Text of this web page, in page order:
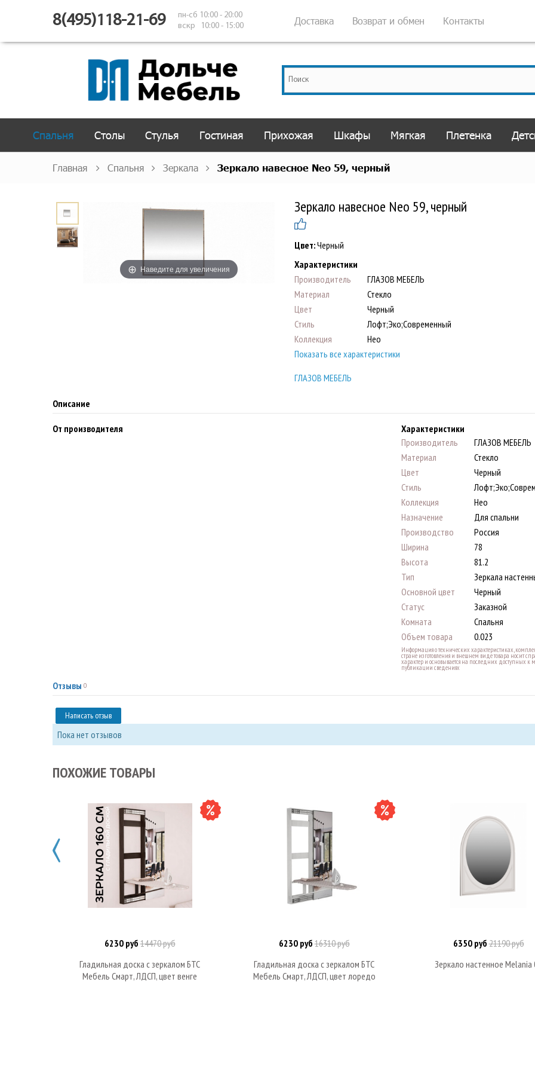
8(495)118-21-69
пн-сб 10:00 - 20:00
вскр 10:00 - 15:00
Доставка Возврат и обмен Контакты
Спальня Столы Стулья Гостиная Прихожая Шкафы Мягкая Плетенка
Главная Спальня Зеркала Зеркало навесное Neo 59, черный
Наведите для увеличения
Зеркало навесное Neo 59, черный
Цвет:Черный
Характеристики
Производитель
ГЛАЗОВ МЕБЕЛЬ
Материал
Стекло
Цвет
Черный
Стиль
Лофт;Эко;Современный
Коллекция
Нео
Показать все характеристики
ГЛАЗОВ МЕБЕЛЬ
Описание
От производителя
Характеристики
Производитель
ГЛАЗОВ МЕБЕЛЬ
Материал
Стекло
Цвет
Черный
Стиль
Коллекция
Нео
Назначение
Для спальни
Производство
Россия
Ширина
78
Высота
81.2
Тип
Зеркала
Основной цвет
Черный
Статус
Заказной
Комната
Спальня
Объем товара
0.023
Информация о технических характеристиках,
стране изготовления и внешнем виде товара носит
характер и основывается на последних доступных к
публикации сведениях
Отзывы 0
Написать отзыв
Пока нет отзывов
ПОХОЖИЕ ТОВАРЫ
Под заказ
6230 руб14470 руб
Гладильная доска с зеркалом БТС
Мебель Смарт, ЛДСП, цвет венге
Под заказ
6230 руб16310 руб
Гладильная доска с зеркалом БТС
Мебель Смарт, ЛДСП, цвет лоредо
Под заказ
6350 руб21190 руб
Зеркало настенное Melania